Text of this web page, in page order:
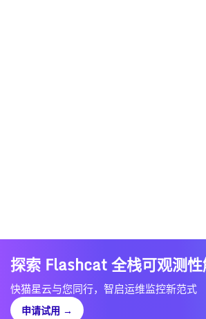
探索 Flashcat 全栈可观测
快猫星云与您同行，智启运维监控新范式
申请试用 →